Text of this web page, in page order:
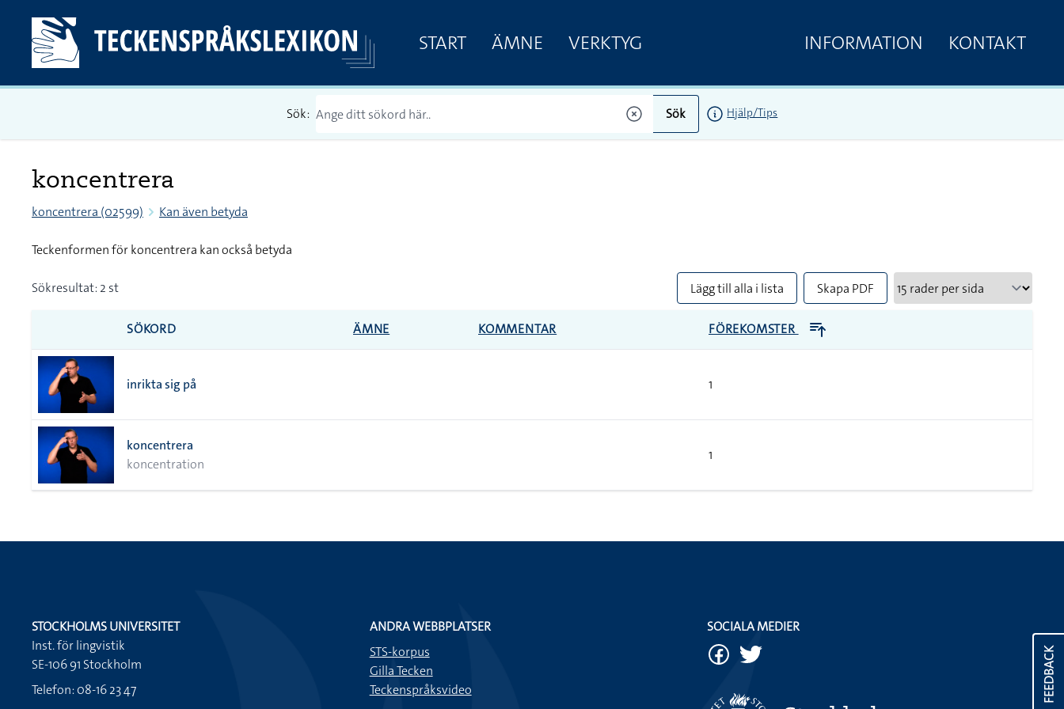
START ÄMNE VERKTYG INFORMATION KONTAKT
Sök: Sök Hjälp/Tips
koncentrera
koncentrera (02599) Kan även betyda
Teckenformen för koncentrera kan också betyda
Sökresultat: 2 st Lägg till alla i lista Skapa PDF
SÖKORD ÄMNE KOMMENTAR FÖREKOMSTER
inrikta sig på 1
koncentrera
koncentration
1
FEEDBACK
STOCKHOLMS UNIVERSITET
Inst. för lingvistik
SE-106 91 Stockholm
Telefon: 08-16 23 47
ANDRA WEBBPLATSER
STS-korpus
Gilla Tecken
Teckenspråksvideo
SOCIALA MEDIER